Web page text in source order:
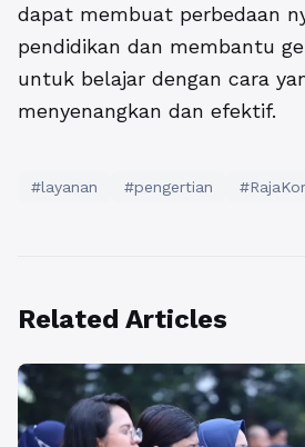
dapat membuat perbedaan
pendidikan dan membantu
untuk belajar dengan cara
menyenangkan dan efektif.
#layanan #pengertian
Related Articles